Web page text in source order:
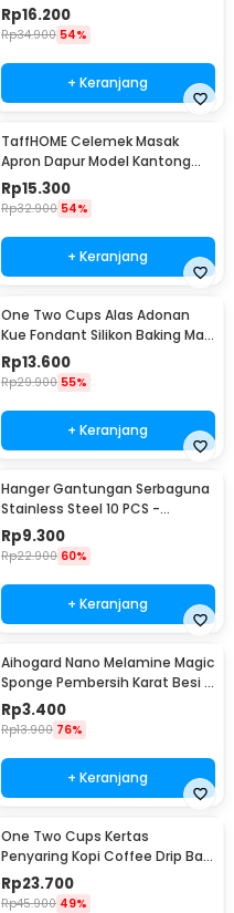
Seasoning Injector - HC117
Rp16.200
Rp34.900 54%
+ Keranjang
TaffHOME Celemek Masak
Apron Dapur Model Kantong
Pola Spatula - JJ41
Rp15.300
Rp32.900 54%
+ Keranjang
One Two Cups Alas Adonan
Kue Fondant Silikon Baking Mat
Anti Slip - JJ3873
Rp13.600
Rp29.900 55%
+ Keranjang
Hanger Gantungan Serbaguna
Stainless Steel 10 PCS -
M127105
Rp9.300
Rp22.900 60%
+ Keranjang
Aihogard Nano Melamine Magic
Sponge Pembersih Karat Besi -
CW62
Rp3.400
Rp13.900 76%
+ Keranjang
One Two Cups Kertas
Penyaring Kopi Coffee Drip Bag
Paper Filter 50PCS - T111
Rp23.700
Rp45.900 49%